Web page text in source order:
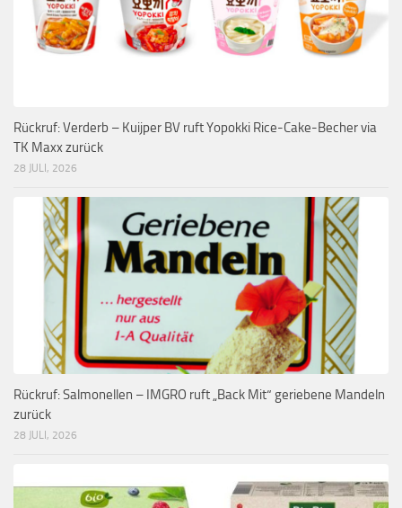
Rückruf: Verderb – Kuijper BV ruft Yopokki Rice-Cake-Becher via
TK Maxx zurück
28 JULI, 2026
Rückruf: Salmonellen – IMGRO ruft „Back Mit“ geriebene Mandeln
zurück
28 JULI, 2026